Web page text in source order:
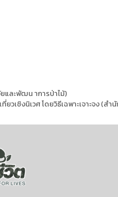
และพัฒน าการป่าไม้)
เชิงนิเวศ โดยวิธีเฉพาะเจาะจง (ส